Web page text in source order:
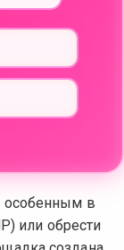
особенным в
или обрести